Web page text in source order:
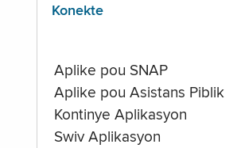
Konekte
Aplike pou SNAP
Aplike pou Asistans Piblik
Kontinye Aplikasyon
Swiv Aplikasyon